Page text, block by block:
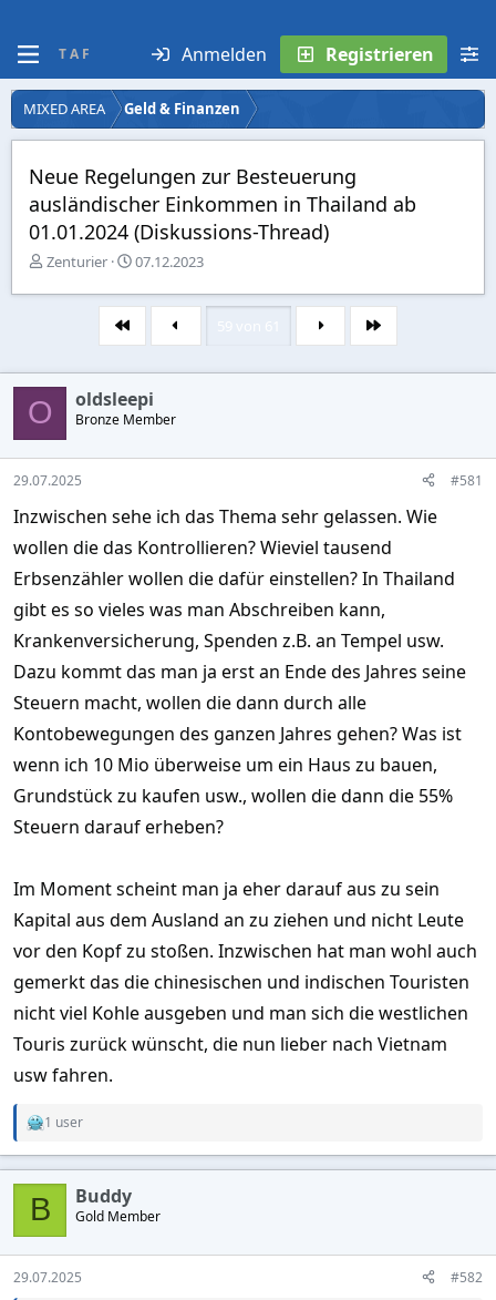
T A F Anmelden Registrieren
MIXED AREA Geld & Finanzen
Neue Regelungen zur Besteuerung
ausländischer Einkommen in Thailand ab
01.01.2024 (Diskussions-Thread)
E
s
l
e
r
Zenturier
E
s
e
l
t
a
07.12.2023
Erste Letzte
O oldsleepi
Bronze Member
29.07.2025 #581
Inzwischen sehe ich das Thema sehr gelassen. Wie
wollen die das Kontrollieren? Wieviel tausend
Erbsenzähler wollen die dafür einstellen? In Thailand
gibt es so vieles was man Abschreiben kann,
Krankenversicherung, Spenden z.B. an Tempel usw.
Dazu kommt das man ja erst an Ende des Jahres seine
Steuern macht, wollen die dann durch alle
Kontobewegungen des ganzen Jahres gehen? Was ist
wenn ich 10 Mio überweise um ein Haus zu bauen,
Grundstück zu kaufen usw., wollen die dann die 55%
Steuern darauf erheben?
Im Moment scheint man ja eher darauf aus zu sein
Kapital aus dem Ausland an zu ziehen und nicht Leute
vor den Kopf zu stoßen. Inzwischen hat man wohl auch
gemerkt das die chinesischen und indischen Touristen
nicht viel Kohle ausgeben und man sich die westlichen
Touris zurück wünscht, die nun lieber nach Vietnam
usw fahren.
R
c
o
n
s
:
1 user
B Buddy
Gold Member
29.07.2025 #582